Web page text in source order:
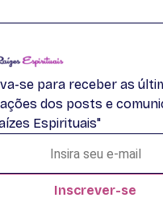
se para receber as
dos posts e
Espirituais"
Inscrever-se